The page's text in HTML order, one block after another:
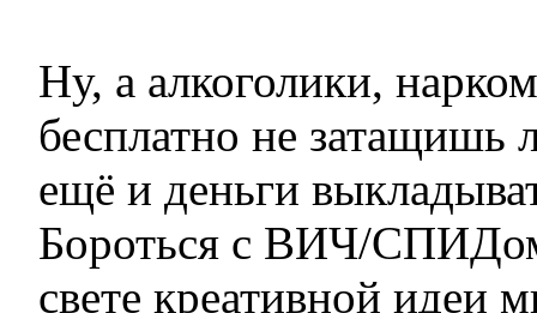
Ну, а алкоголики,
бесплатно не затащишь
ещё и деньги
Бороться с ВИЧ/
свете креативной идеи